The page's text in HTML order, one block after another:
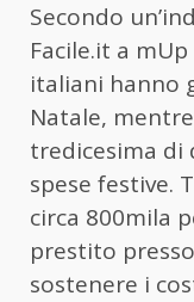
Secondo
Facile.it a
italiani hanno
Natale,
tredicesima di
spese festive.
circa 800mila
prestito
sostenere i